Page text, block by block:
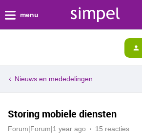
menu
Nieuws en mededelingen
Storing mobiele diensten
Forum|Forum|1 year ago 15 reacties